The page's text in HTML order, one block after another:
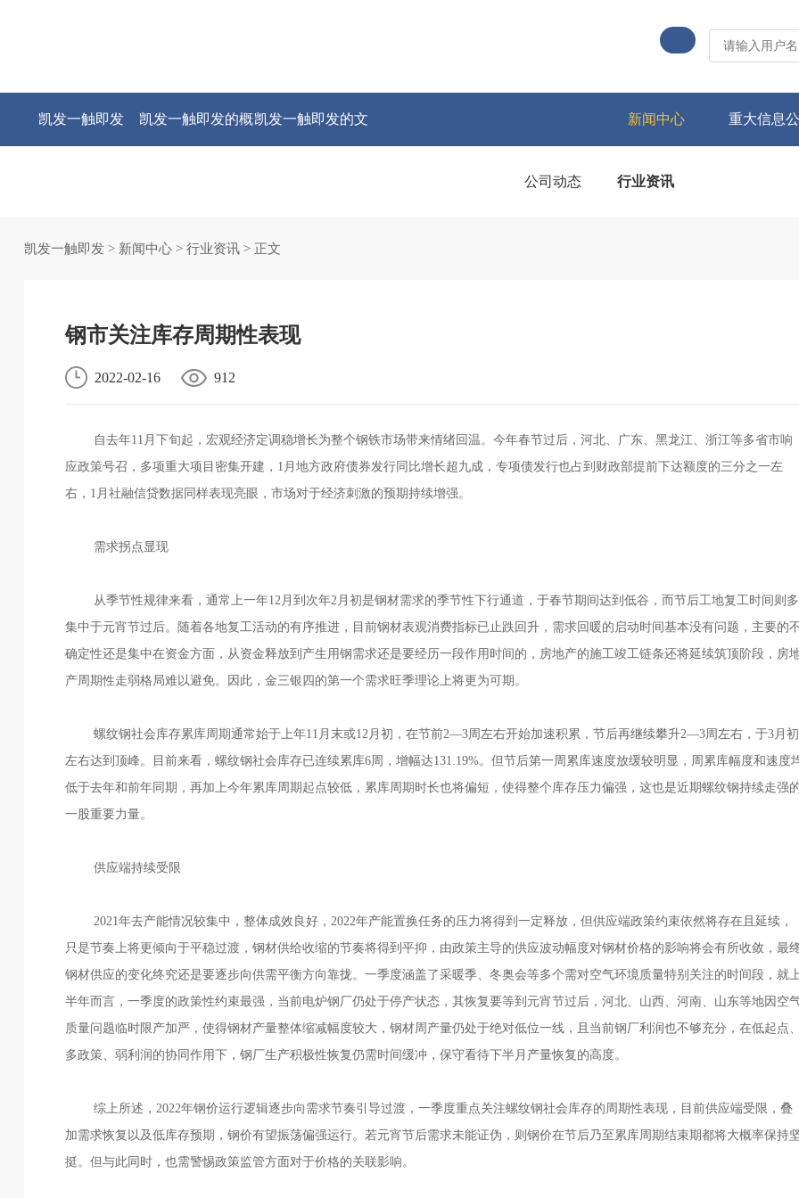
凯发一触即发 凯发一触即发的概凯发一触即发的文 新闻中心 重大信息
公司动态 行业资讯
凯发一触即发> 新闻中心> 行业资讯> 正文
钢市关注库存周期性表现
2022-02-16 912
自去年11月下旬起，宏观经济定调稳增长为整个钢铁市场带来情绪回温。今年春节过后，河北、广东、黑龙江、浙江等多省市响
应政策号召，多项重大项目密集开建，1月地方政府债券发行同比增长超九成，专项债发行也占到财政部提前下达额度的三分之一左
右，1月社融信贷数据同样表现亮眼，市场对于经济刺激的预期持续增强。
需求拐点显现
从季节性规律来看，通常上一年12月到次年2月初是钢材需求的季节性下行通道，于春节期间达到低谷，而节后工地复工时间则多
集中于元宵节过后。随着各地复工活动的有序推进，目前钢材表观消费指标已止跌回升，需求回暖的启动时间基本没有问题，主要的
确定性还是集中在资金方面，从资金释放到产生用钢需求还是要经历一段作用时间的，房地产的施工竣工链条还将延续筑顶阶段，房
产周期性走弱格局难以避免。因此，金三银四的第一个需求旺季理论上将更为可期。
螺纹钢社会库存累库周期通常始于上年11月末或12月初，在节前2—3周左右开始加速积累，节后再继续攀升2—3周左右，于3月初
左右达到顶峰。目前来看，螺纹钢社会库存已连续累库6周，增幅达131.19%。但节后第一周累库速度放缓较明显，周累库幅度和速度
低于去年和前年同期，再加上今年累库周期起点较低，累库周期时长也将偏短，使得整个库存压力偏强，这也是近期螺纹钢持续走强
一股重要力量。
供应端持续受限
2021年去产能情况较集中，整体成效良好，2022年产能置换任务的压力将得到一定释放，但供应端政策约束依然将存在且延续，
只是节奏上将更倾向于平稳过渡，钢材供给收缩的节奏将得到平抑，由政策主导的供应波动幅度对钢材价格的影响将会有所收敛，最
钢材供应的变化终究还是要逐步向供需平衡方向靠拢。一季度涵盖了采暖季、冬奥会等多个需对空气环境质量特别关注的时间段，就
半年而言，一季度的政策性约束最强，当前电炉钢厂仍处于停产状态，其恢复要等到元宵节过后，河北、山西、河南、山东等地因空
质量问题临时限产加严，使得钢材产量整体缩减幅度较大，钢材周产量仍处于绝对低位一线，且当前钢厂利润也不够充分，在低起点、
多政策、弱利润的协同作用下，钢厂生产积极性恢复仍需时间缓冲，保守看待下半月产量恢复的高度。
综上所述，2022年钢价运行逻辑逐步向需求节奏引导过渡，一季度重点关注螺纹钢社会库存的周期性表现，目前供应端受限，叠
加需求恢复以及低库存预期，钢价有望振荡偏强运行。若元宵节后需求未能证伪，则钢价在节后乃至累库周期结束期都将大概率保持
挺。但与此同时，也需警惕政策监管方面对于价格的关联影响。